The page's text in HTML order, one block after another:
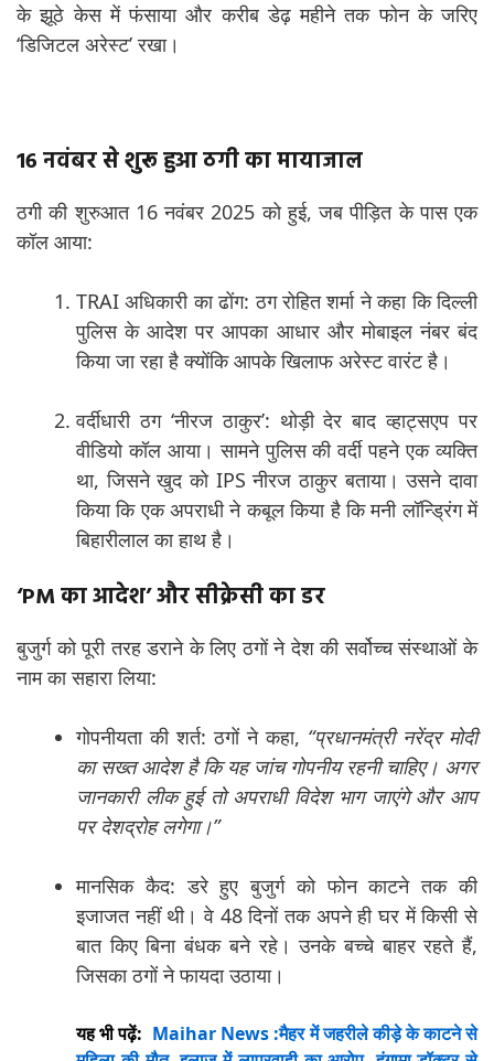
के झूठे केस में फंसाया और करीब डेढ़ महीने तक फोन के जरिए
‘डिजिटल अरेस्ट’ रखा।
16 नवंबर से शुरू हुआ ठगी का मायाजाल
ठगी की शुरुआत 16 नवंबर 2025 को हुई, जब पीड़ित के पास एक
कॉल आया:
TRAI अधिकारी का ढोंग: ठग रोहित शर्मा ने कहा कि दिल्ली
पुलिस के आदेश पर आपका आधार और मोबाइल नंबर बंद
किया जा रहा है क्योंकि आपके खिलाफ अरेस्ट वारंट है।
वर्दीधारी ठग ‘नीरज ठाकुर’: थोड़ी देर बाद व्हाट्सएप पर
वीडियो कॉल आया। सामने पुलिस की वर्दी पहने एक व्यक्ति
था, जिसने खुद को IPS नीरज ठाकुर बताया। उसने दावा
किया कि एक अपराधी ने कबूल किया है कि मनी लॉन्ड्रिंग में
बिहारीलाल का हाथ है।
‘PM का आदेश’ और सीक्रेसी का डर
बुजुर्ग को पूरी तरह डराने के लिए ठगों ने देश की सर्वोच्च संस्थाओं के
नाम का सहारा लिया:
गोपनीयता की शर्त: ठगों ने कहा, “प्रधानमंत्री नरेंद्र मोदी
का सख्त आदेश है कि यह जांच गोपनीय रहनी चाहिए। अगर
जानकारी लीक हुई तो अपराधी विदेश भाग जाएंगे और आप
पर देशद्रोह लगेगा।”
मानसिक कैद: डरे हुए बुजुर्ग को फोन काटने तक की
इजाजत नहीं थी। वे 48 दिनों तक अपने ही घर में किसी से
बात किए बिना बंधक बने रहे। उनके बच्चे बाहर रहते हैं,
जिसका ठगों ने फायदा उठाया।
यह भी पढ़ें: Maihar News :मैहर में जहरीले कीड़े के काटने से